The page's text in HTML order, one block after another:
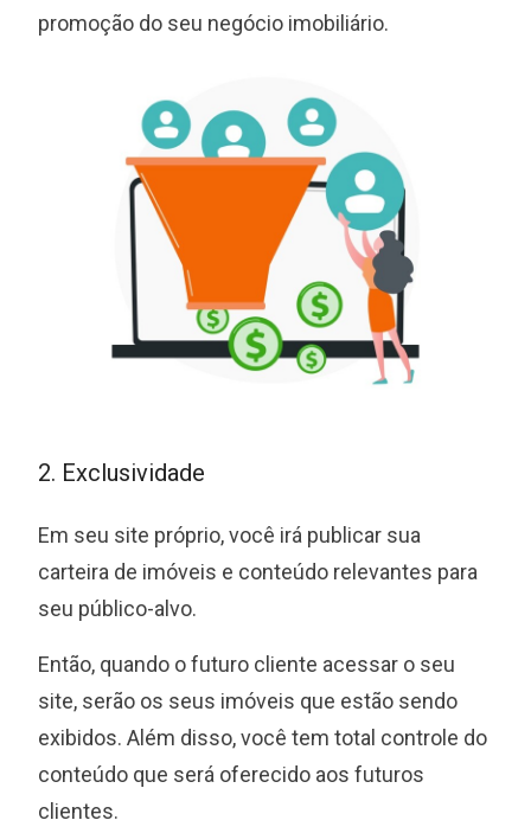
promoção do seu negócio imobiliário.
2. Exclusividade
Em seu site próprio, você irá publicar sua
carteira de imóveis e conteúdo relevantes para
seu público-alvo.
Então, quando o futuro cliente acessar o seu
site, serão os seus imóveis que estão sendo
exibidos. Além disso, você tem total controle do
conteúdo que será oferecido aos futuros
clientes.